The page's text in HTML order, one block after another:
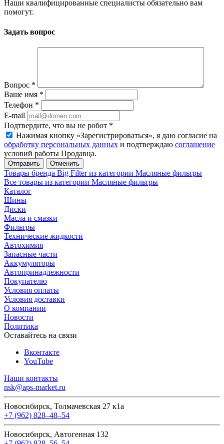
Наши квалифицированные специалисты обязательно вам
помогут.
Задать вопрос
Вопрос *
Ваше имя *
Телефон *
E-mail
Подтвердите, что вы не робот *
Нажимая кнопку «Зарегистрироваться», я даю согласие на
обработку персональных данных и подтверждаю соглашение
условий работы Продавца.
Отменить
Товары бренда Big Filter из категории Масляные фильтры
Все товары из категории Масляные фильтры
Каталог
Шины
Диски
Масла и смазки
Фильтры
Технические жидкости
Автохимия
Запасные части
Аккумуляторы
Автопринадлежности
Покупателю
Условия оплаты
Условия доставки
О компании
Новости
Политика
Оставайтесь на связи
Вконтакте
YouTube
Наши контакты
nsk@aps-market.ru
Новосибирск, Толмачевская 27 к1а
+7 (962) 828‒48‒54
Новосибирск, Автогенная 132